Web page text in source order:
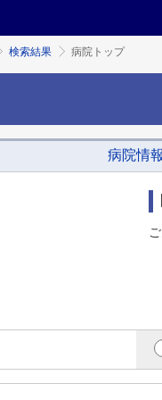
検索結果 病院トップ
病院情報